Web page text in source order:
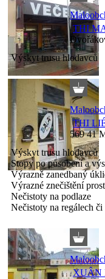
THI
Výskyt trusu hlodavců
THI
569 41
Výskyt trusu hlodavců
Stopy po působení a
Výrazně zanedbaný
Výrazné znečištění
Nečistoty na podlaze
Nečistoty na regálech či
XUÂN